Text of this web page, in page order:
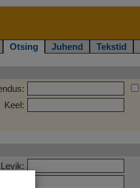
Otsing Juhend Tekstid
Keel:
Levik: